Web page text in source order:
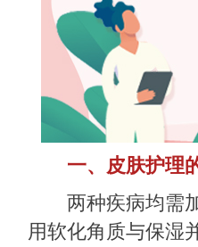
一、皮肤护理
两种疾病均需加
用软化角质与保湿